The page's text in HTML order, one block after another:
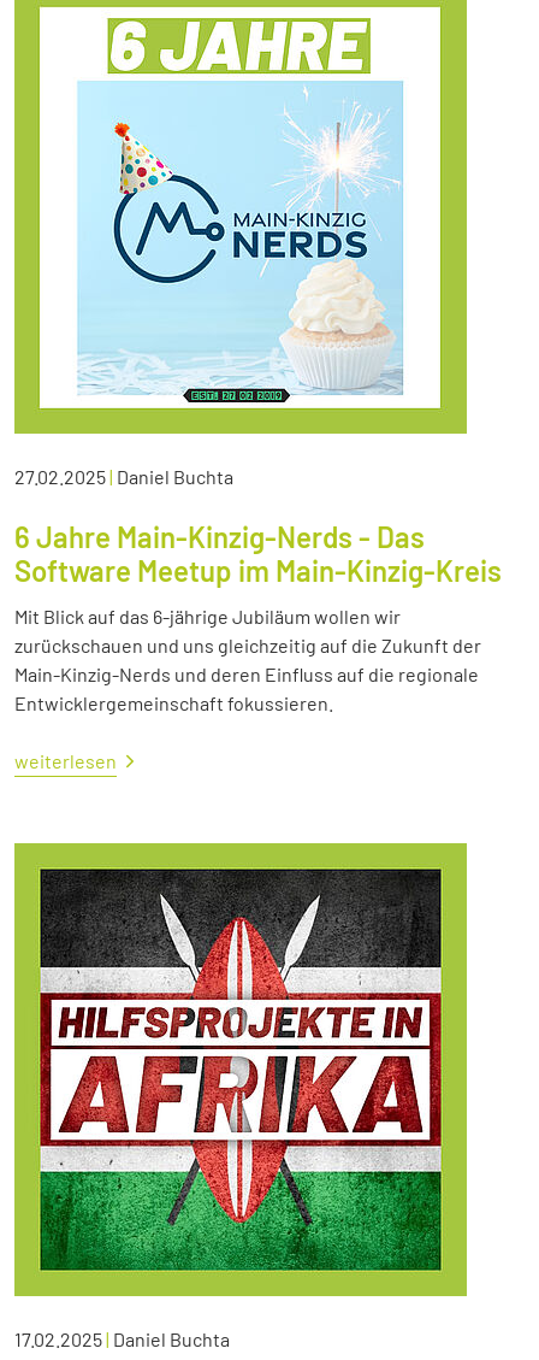
27.02.2025| Daniel Buchta
6 Jahre Main-Kinzig-Nerds - Das
Software Meetup im Main-Kinzig-Kreis
Mit Blick auf das 6-jährige Jubiläum wollen wir
zurückschauen und uns gleichzeitig auf die Zukunft der
Main-Kinzig-Nerds und deren Einfluss auf die regionale
Entwicklergemeinschaft fokussieren.
weiterlesen
17.02.2025| Daniel Buchta